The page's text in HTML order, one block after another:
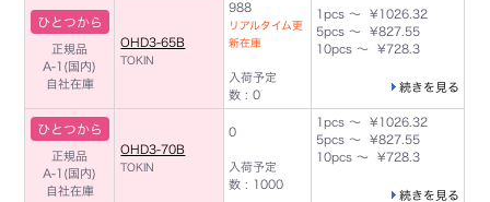
ひとつから
正規品
A-1(国内)
自社在庫
OHD3-65B
TOKIN
988
リアルタイム更
新在庫
入荷予定
数 : 0
1pcs ～ ¥1026.32
5pcs ～ ¥827.55
10pcs ～ ¥728.3
続きを見る
ひとつから
正規品
A-1(国内)
自社在庫
OHD3-70B
TOKIN
0
入荷予定
数 : 1000
1pcs ～ ¥1026.32
5pcs ～ ¥827.55
10pcs ～ ¥728.3
続きを見る